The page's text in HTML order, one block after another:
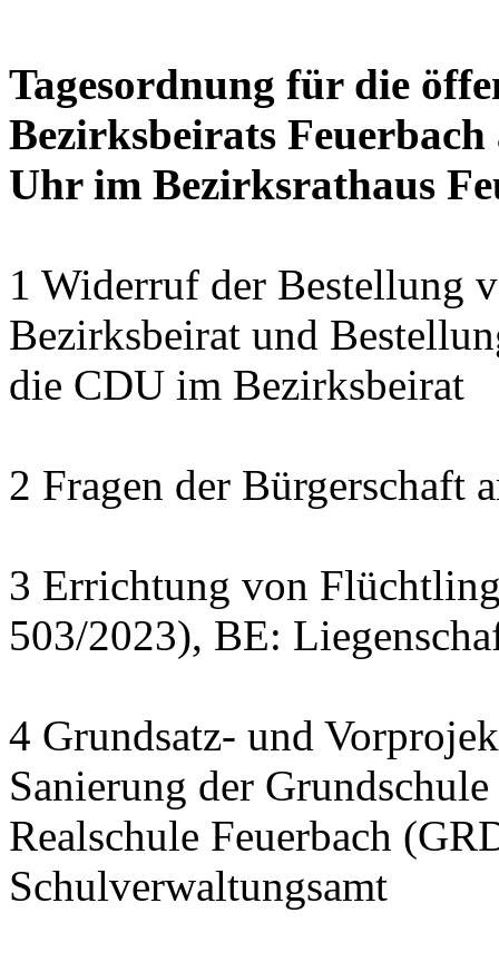
Tagesordnung für die
Bezirksbeirats
Uhr im Bezirksrathaus
1 Widerruf der Bestellung
Bezirksbeirat und
die CDU im Bezirksbeirat
2 Fragen der Bürgerschaft
3 Errichtung von
503/2023), BE:
4 Grundsatz- und
Sanierung der
Realschule Feuerbach
Schulverwaltungsamt